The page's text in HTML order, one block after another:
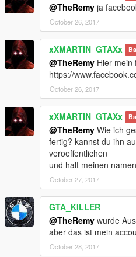
- Deutsche Bahnhofsansagen
"https://de.gta5-mods.com/
- Deutsche öffentliche Telefone
"https://de.gta5-mods.com/
- Deutsche S-Bahn Linie S5, KVV
"https://de.gta5-mods.com/
kvv-karlsruher-verkehrsverbund"
@TheRemy ja
October 26, 2017
xXMARTIN_GTAXx
@TheRemy Hier mein
https://
October 26, 2017
xXMARTIN_GTAXx
@TheRemy Wie ich
fertig? kannst du ihn
veroeffentlichen
und halt meinen
October 27, 2017
GTA_KILLER
@TheRemy wurde
aber das ist mein
October 28, 2017